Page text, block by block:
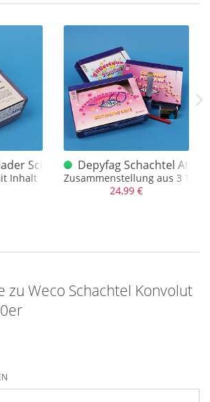
vierteldutzend voll, eine 10er
vorhanden.
Schachtel + Inhalt
Inhalt
Depyfag Schachtel
Zusammenstellung aus 3
24,99 €
zu Weco Schachtel Konvolut